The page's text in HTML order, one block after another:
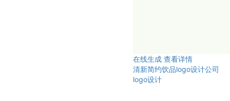
在线生成 查看详情
清新简约饮品logo设计公司
logo设计